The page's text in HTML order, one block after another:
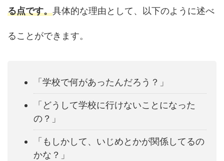
る点です。具体的な理由として、以下のように述べ
ることができます。
「学校で何があったんだろう？」
「どうして学校に行けないことになった
の？」
「もしかして、いじめとかが関係してるの
かな？」